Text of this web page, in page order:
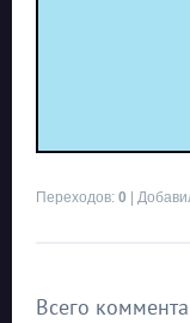
Переходов: 0
Всего